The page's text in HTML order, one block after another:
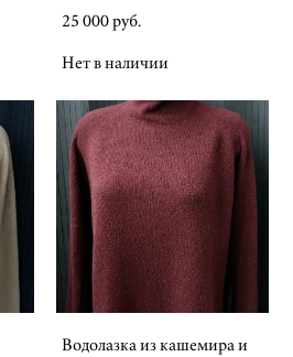
25 000 pуб.
Нет в наличии
Водолазка из кашемира и